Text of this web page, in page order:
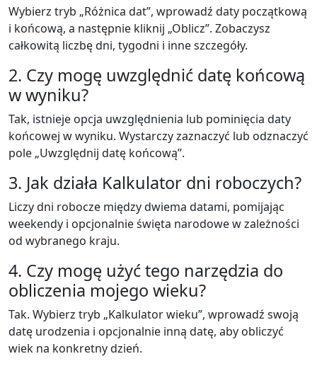
Wybierz tryb „Różnica dat”, wprowadź daty początkową
i końcową, a następnie kliknij „Oblicz”. Zobaczysz
całkowitą liczbę dni, tygodni i inne szczegóły.
2. Czy mogę uwzględnić datę końcową
w wyniku?
Tak, istnieje opcja uwzględnienia lub pominięcia daty
końcowej w wyniku. Wystarczy zaznaczyć lub odznaczyć
pole „Uwzględnij datę końcową”.
3. Jak działa Kalkulator dni roboczych?
Liczy dni robocze między dwiema datami, pomijając
weekendy i opcjonalnie święta narodowe w zależności
od wybranego kraju.
4. Czy mogę użyć tego narzędzia do
obliczenia mojego wieku?
Tak. Wybierz tryb „Kalkulator wieku”, wprowadź swoją
datę urodzenia i opcjonalnie inną datę, aby obliczyć
wiek na konkretny dzień.